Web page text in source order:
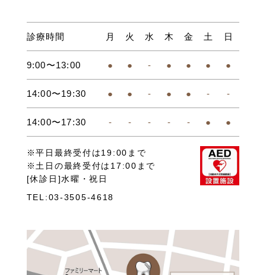
診療時間 月 火 水 木 金 土 日
9:00〜13:00 ● ● - ● ● ● ●
14:00〜19:30 ● ● - ● ● - -
14:00〜17:30 - - - - - ● ●
※平日最終受付は19:00まで
※土日の最終受付は17:00まで
[休診日]水曜・祝日
TEL:03-3505-4618